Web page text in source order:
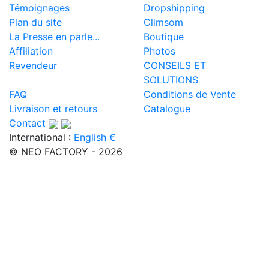
Témoignages
Dropshipping
Plan du site
Climsom
La Presse en parle...
Boutique
Affiliation
Photos
Revendeur
CONSEILS ET
SOLUTIONS
FAQ
Conditions de Vente
Livraison et retours
Catalogue
Contact
International : English €
© NEO FACTORY - 2026